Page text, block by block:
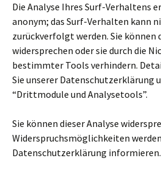
Die Analyse Ihres Surf-Verhaltens
anonym; das Surf-Verhalten kann
zurückverfolgt werden. Sie können
widersprechen oder sie durch die
bestimmter Tools verhindern.
Sie unserer Datenschutzerklärung
“Drittmodule und Analysetools”.
Sie können dieser Analyse
Widerspruchsmöglichkeiten
Datenschutzerklärung informieren.